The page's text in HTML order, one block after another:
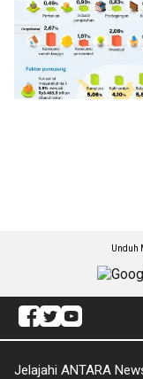
Unduh
Jelajahi ANTARA